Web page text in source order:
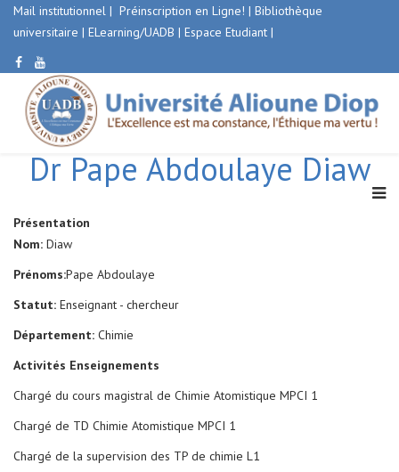
Mail institutionnel | Préinscription en Ligne! | Bibliothèque
universitaire | ELearning/UADB | Espace Etudiant |
Dr Pape Abdoulaye Diaw
Présentation
Nom: Diaw
Prénoms:Pape Abdoulaye
Statut: Enseignant - chercheur
Département: Chimie
Activités Enseignements
Chargé du cours magistral de Chimie Atomistique MPCI 1
Chargé de TD Chimie Atomistique MPCI 1
Chargé de la supervision des TP de chimie L1